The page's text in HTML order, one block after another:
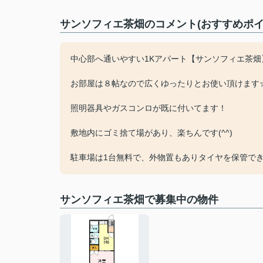
サンソフィエ茶畑のコメント(おすすめポ
中心部へ通いやすい1Kアパート【サンソフィエ茶畑
お部屋は８帖なので広くゆったりとお使い頂けま
照明器具やガスコンロが既に付いてます！
敷地内にゴミ捨て場があり、楽ちんです(^^)
駐車場は1台無料で、外物置もありタイヤを保管で
サンソフィエ茶畑で募集中の物件